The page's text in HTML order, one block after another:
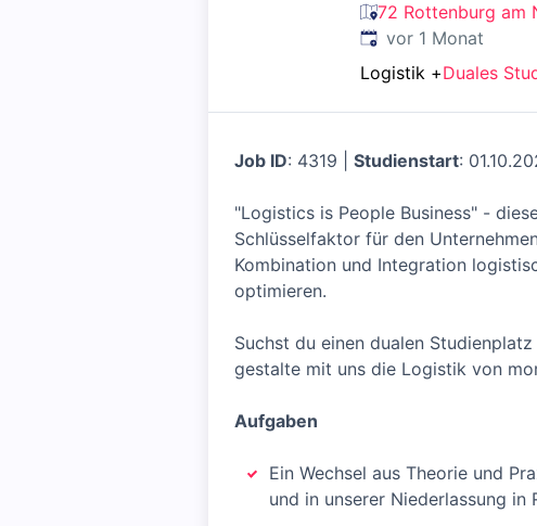
72 Rottenburg am
Veröffentlicht:
vor 1 Monat
Logistik +Duales
Job ID: 4319 | Studienstart:
"Logistics is People Business" -
Schlüsselfaktor für den
Kombination und Integration
optimieren.
Suchst du einen dualen
gestalte mit uns die Logistik von
Aufgaben
Ein Wechsel aus Theorie und
und in unserer Niederlassung in